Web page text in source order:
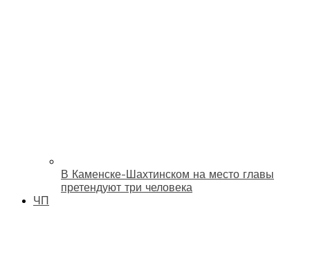
В Каменске-Шахтинском на место главы
претендуют три человека
ЧП